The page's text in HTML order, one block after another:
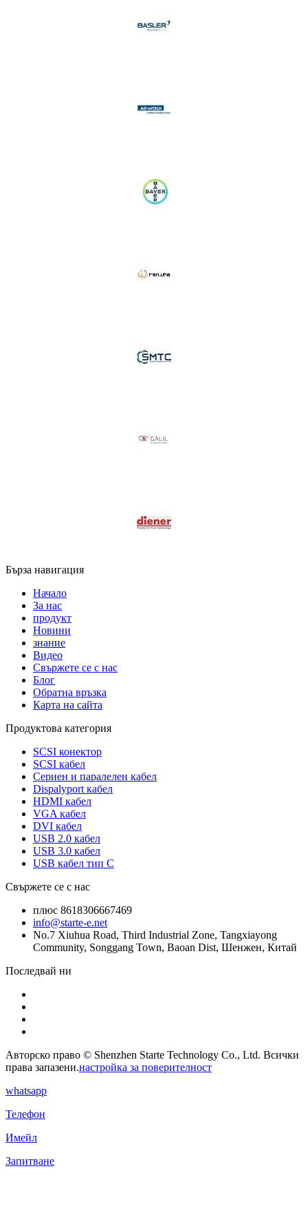
Бърза навигация
Начало
За нас
продукт
Новини
знание
Видео
Свържете се с нас
Блог
Обратна връзка
Карта на сайта
Продуктова категория
SCSI конектор
SCSI кабел
Сериен и паралелен кабел
Dispalyport кабел
HDMI кабел
VGA кабел
DVI кабел
USB 2.0 кабел
USB 3.0 кабел
USB кабел тип C
Свържете се с нас
плюс 8618306667469
info@starte-e.net
No.7 Xiuhua Road, Third Industrial Zone, Tangxiayong
Community, Songgang Town, Baoan Dist, Шенжен, Китай
Последвай ни
Авторско право © Shenzhen Starte Technology Co., Ltd. Всички
права запазени.настройка за поверителност
whatsapp
Телефон
Имейл
Запитване